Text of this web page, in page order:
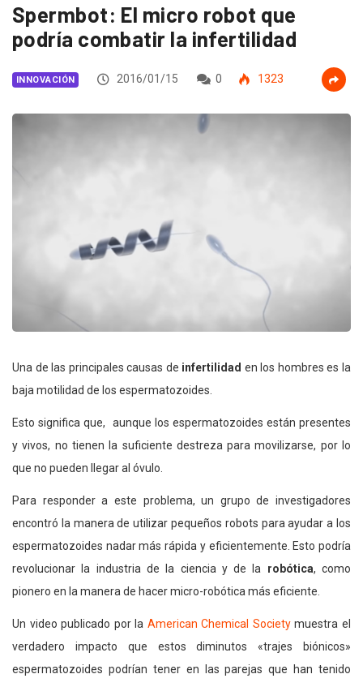
Spermbot: El micro robot que
podría combatir la infertilidad
INNOVACIÓN 2016/01/15 0 1323
Una de las principales causas de infertilidad en los hombres es la
baja motilidad de los espermatozoides.
Esto significa que, aunque los espermatozoides están presentes
y vivos, no tienen la suficiente destreza para movilizarse, por lo
que no pueden llegar al óvulo.
Para responder a este problema, un grupo de investigadores
encontró la manera de utilizar pequeños robots para ayudar a los
espermatozoides nadar más rápida y eficientemente. Esto podría
revolucionar la industria de la ciencia y de la robótica, como
pionero en la manera de hacer micro-robótica más eficiente.
Un video publicado por la American Chemical Societymuestra el
verdadero impacto que estos diminutos «trajes biónicos»
espermatozoides podrían tener en las parejas que han tenido